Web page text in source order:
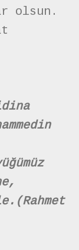
olsun.